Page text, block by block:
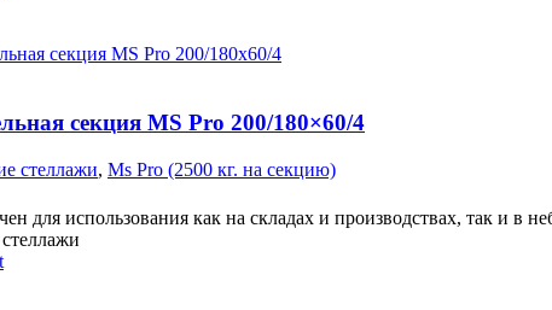
секция MS Pro 200/180×60/4
стеллажи, Ms Pro (2500 кг. на секцию)
для использования как на складах и производствах, так и в